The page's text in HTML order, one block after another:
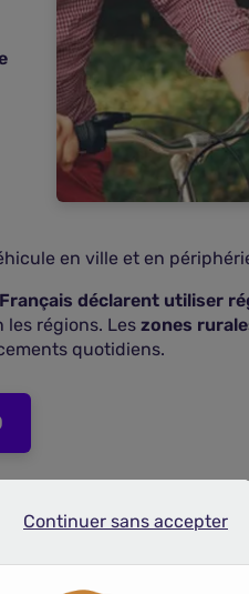
en ville et en
déclarent utiliser
les régions. Les zones
quotidiens.
Continuer sans accepter
Continuer sans accepter